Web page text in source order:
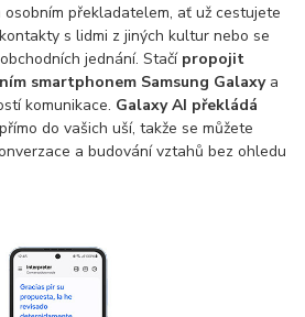
osobním překladatelem, ať už cestujete
s lidmi z jiných kultur nebo se
jednání. Stačípropojit
smartphonem Samsung Galaxya
komunikace. Galaxy AI překládá
do vašich uší, takže se můžete
a budování vztahů bez ohledu